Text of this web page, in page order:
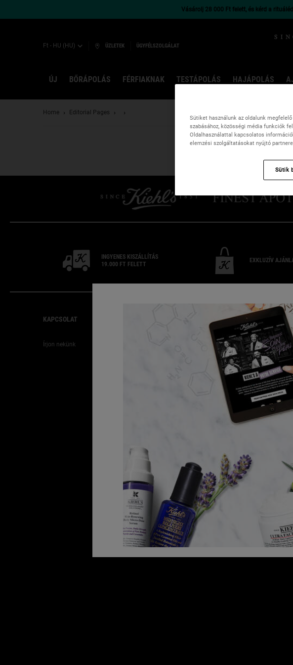
Vásárolj 28 000 Ft felett, és kérd a
Ft - HU (HU) ÜZLETEK ÜGYFÉLSZOLGÁLAT
ÚJ BŐRÁPOLÁS FÉRFIAKNAK TESTÁPOLÁS HAJÁPOLÁS
Home
Editorial Pages
INGYENES KISZÁLLÍTÁS
19.000 FT FELETT
EXKLUZÍV
KAPCSOLAT
Írjon nekünk
RÓLUNK
Történetünk
Fenntarthatóság
Bőrápolási
Filantrópia
Sütiket használunk az oldalunk
szabásához, közösségi média funkciók
Oldalhasználattal kapcsolatos
elemzési szolgáltatásokat nyújtó
Sütik